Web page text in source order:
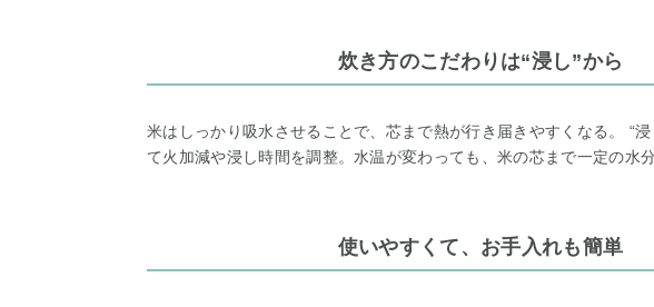
炊き方のこだわりは“浸し”から
米はしっかり吸水させることで、芯まで熱が行き届きやすくなる。 “
て火加減や浸し時間を調整。水温が変わっても、米の芯まで一定の水
使いやすくて、お手入れも簡単